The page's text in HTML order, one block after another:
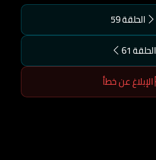
الحلقة 59
الحلقة 61
الإبلاغ عن خطأ